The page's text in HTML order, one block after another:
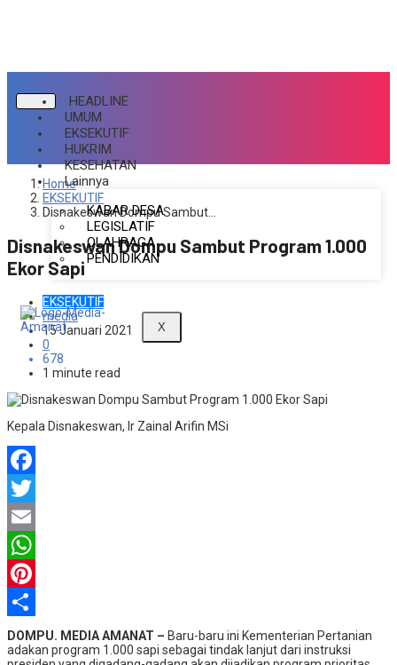
HEADLINE
UMUM
EKSEKUTIF
HUKRIM
KESEHATAN
Lainnya
KABAR DESA
LEGISLATIF
OLAHRAGA
PENDIDIKAN
X
Home
EKSEKUTIF
Disnakeswan Dompu Sambut…
Disnakeswan Dompu Sambut Program 1.000
Ekor Sapi
EKSEKUTIF
media
15 Januari 2021
0
678
1 minute read
Kepala Disnakeswan, Ir Zainal Arifin MSi
Facebook
Twitter
Email
WhatsApp
Pinterest
Share
DOMPU. MEDIA AMANAT – Baru-baru ini Kementerian Pertanian
adakan program 1.000 sapi sebagai tindak lanjut dari instruksi